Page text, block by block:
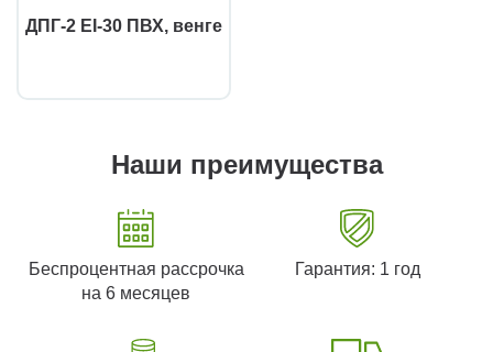
ДПГ-2 EI-30 ПВХ, венге
Наши преимущества
Беспроцентная рассрочка
на 6 месяцев
Гарантия: 1 год